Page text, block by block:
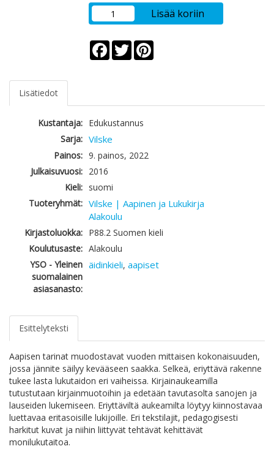
Lisää koriin
Facebook
Twitter
Lisätiedot
Kustantaja: Edukustannus
Sarja: Vilske
Painos: 9. painos, 2022
Julkaisuvuosi: 2016
Kieli: suomi
Tuoteryhmät: Vilske | Aapinen ja Lukukirja
Alakoulu
Kirjastoluokka: P88.2 Suomen kieli
Koulutusaste: Alakoulu
YSO - Yleinen
suomalainen
asiasanasto:
äidinkieli, aapiset
Esittelyteksti
Aapisen tarinat muodostavat vuoden mittaisen kokonaisuuden,
jossa jännite säilyy kevääseen saakka. Selkeä, eriyttävä rakenne
tukee lasta lukutaidon eri vaiheissa. Kirjainaukeamilla
tutustutaan kirjainmuotoihin ja edetään tavutasolta sanojen ja
lauseiden lukemiseen. Eriyttäviltä aukeamilta löytyy kiinnostavaa
luettavaa eritasoisille lukijoille. Eri tekstilajit, pedagogisesti
harkitut kuvat ja niihin liittyvät tehtävät kehittävät
monilukutaitoa.